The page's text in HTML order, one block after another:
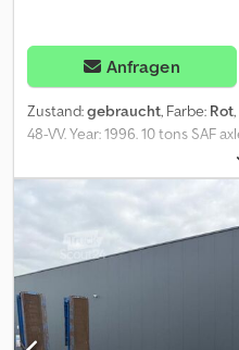
Anfragen
Zustand:gebraucht, Farbe: Rot
48-VV. Year: 1996. 10 tons SAF
Capacity: 34.420 kg. Max
2 x Extandable Total 15.4
axles. Hydr. suspension.
13.180 mm. W: 2480 mm. H:
275/70R22,5 80%. German
and Conditions of Heinhuis are
and quotations by Heinhuis, all
Heinhuis and the negotiations
response you accept the